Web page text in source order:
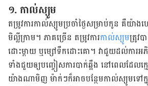
១. កាល់ស្យូម​
តម្រូវ​ការ​កាល់ស្យូម​​ប្រចាំ​ថ្ងៃ​សម្រាប់​កូន​ គឺ​យ៉
មិល្លីក្រាម​។​ ភាគច្រើន​ តម្រូវ​ការ​កាល់ស្យូមត្រូវ​
ដោះ​ម្ដាយ​ ឬ​ម្សៅទឹក​ដោះ​គោ​។​ វា​ជួយ​ដល់​ការអភិ
ទាំង​ជួយ​ឲ្យ​បញ្ចៀស​ការ​​បាក់​ឆ្អឹង​​​ នៅ​ពេល​ដែល​ក្ម
យ៉ាង​ណា​មិញ​ ម៉ាក់​ៗ​ក៏​អាច​បន្ថែម​កាល់ស្យូម​ទៅ​ក្